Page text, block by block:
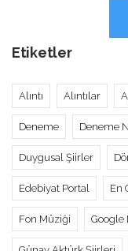
Etiketler
Alıntı Alıntılar
Deneme Deneme
Duygusal Şiirler
Edebiyat Portal En
Fon Müziği Google